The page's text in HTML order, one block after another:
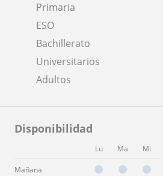
Primaria
ESO
Bachillerato
Universitarios
Adultos
Disponibilidad
Lu Ma Mi
Mañana